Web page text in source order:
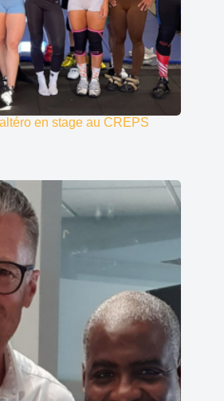
en stage au CREPS